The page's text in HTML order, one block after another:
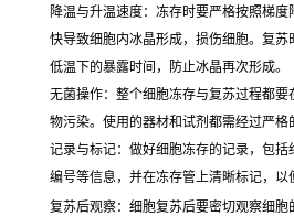
降温与升温速度：冻存时要严格按照梯
快导致细胞内冰晶形成，损伤细胞。复
低温下的暴露时间，防止冰晶再次形成。
无菌操作：整个细胞冻存与复苏过程都
物污染。使用的器材和试剂都需经过严格
记录与标记：做好细胞冻存的记录，包
编号等信息，并在冻存管上清晰标记，以
复苏后观察：细胞复苏后要密切观察细